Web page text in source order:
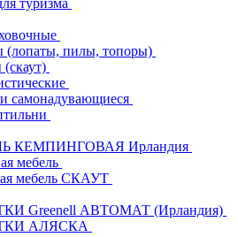
туризма
(лопаты, пилы, топоры)
самонадувающиеся
КЕМПИНГОВАЯ Ирландия
мебель
мебель СКАУТ
Greenell АВТОМАТ (Ирландия)
АЛЯСКА